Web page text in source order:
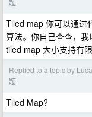
题
Tiled map 你可以通过
算法。你自己查查，
tiled map 大小支持有
Replied to a topic by
题
Tiled Map?